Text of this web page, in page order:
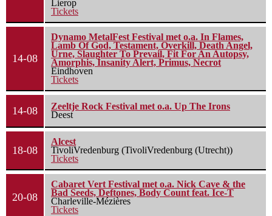
Lierop
Tickets
14-08
Dynamo MetalFest Festival met o.a. In Flames,
Lamb Of God, Testament, Overkill, Death Angel,
Urne, Slaughter To Prevail, Fit For An Autopsy,
Amorphis, Insanity Alert, Primus, Necrot
Eindhoven
Tickets
14-08
Zeeltje Rock Festival met o.a. Up The Irons
Deest
18-08
Alcest
TivoliVredenburg (TivoliVredenburg (Utrecht))
Tickets
20-08
Cabaret Vert Festival met o.a. Nick Cave & the
Bad Seeds, Deftones, Body Count feat. Ice-T
Charleville-Mézières
Tickets